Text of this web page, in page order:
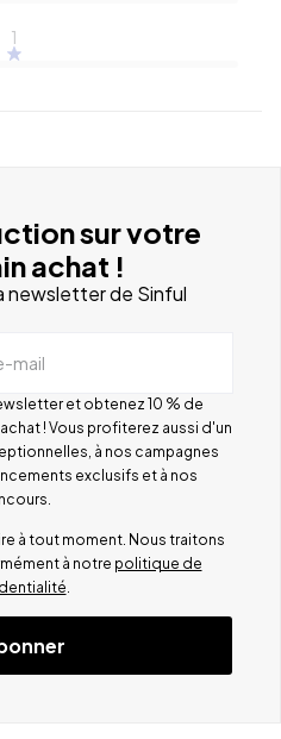
1
sur votre
achat !
newsletter de Sinful
mail
et obtenez 10 % de
! Vous profiterez aussi d'un
à nos campagnes
exclusifs et à nos
à tout moment. Nous traitons
à notre politique de